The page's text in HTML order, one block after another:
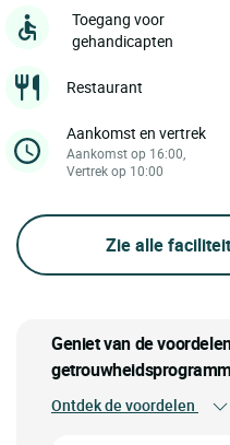
Toegang voor
gehandicapten
Restaurant
Aankomst en vertrek
Aankomst op 16:00,
Vertrek op 10:00
Zie alle
Geniet van de
Ontdek de voordelen